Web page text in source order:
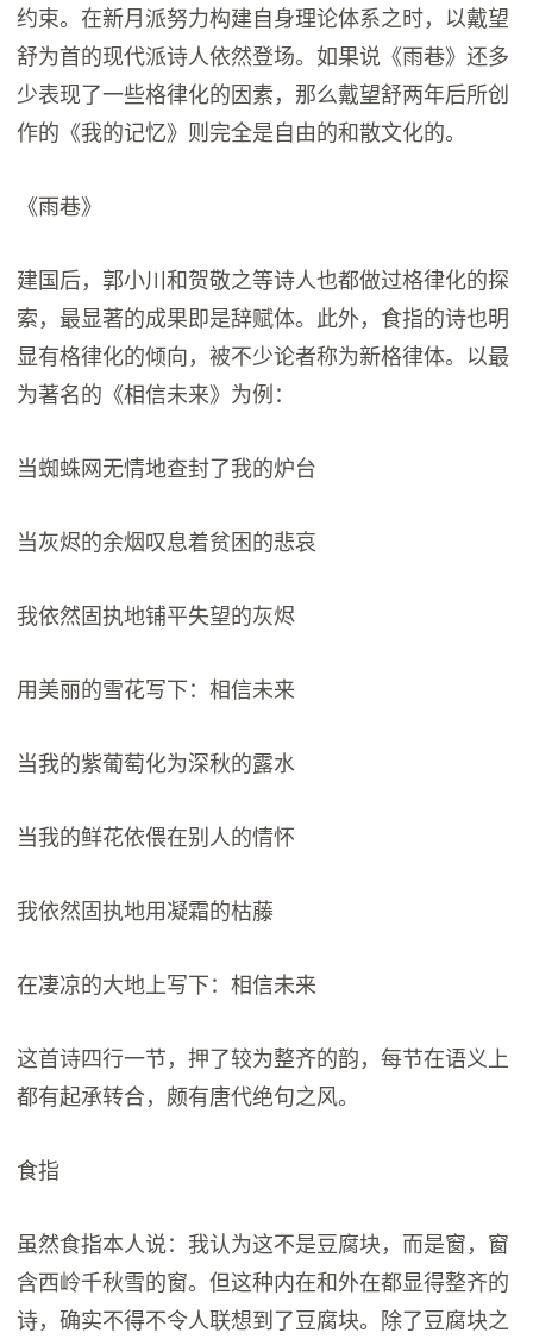
约束。在新月派努力构建自身理论体系之时，以戴望
舒为首的现代派诗人依然登场。如果说《雨巷》还多
少表现了一些格律化的因素，那么戴望舒两年后所创
作的《我的记忆》则完全是自由的和散文化的。
《雨巷》
建国后，郭小川和贺敬之等诗人也都做过格律化的探
索，最显著的成果即是辞赋体。此外，食指的诗也明
显有格律化的倾向，被不少论者称为新格律体。以最
为著名的《相信未来》为例：
当蜘蛛网无情地查封了我的炉台
当灰烬的余烟叹息着贫困的悲哀
我依然固执地铺平失望的灰烬
用美丽的雪花写下：相信未来
当我的紫葡萄化为深秋的露水
当我的鲜花依偎在别人的情怀
我依然固执地用凝霜的枯藤
在凄凉的大地上写下：相信未来
这首诗四行一节，押了较为整齐的韵，每节在语义上
都有起承转合，颇有唐代绝句之风。
食指
虽然食指本人说：我认为这不是豆腐块，而是窗，窗
含西岭千秋雪的窗。但这种内在和外在都显得整齐的
诗，确实不得不令人联想到了豆腐块。除了豆腐块之